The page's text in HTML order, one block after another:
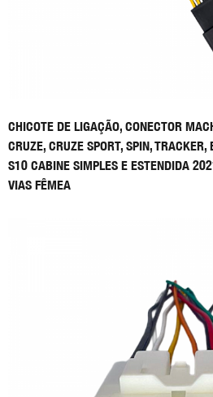
CHICOTE DE LIGAÇÃO, CONECTOR
CRUZE, CRUZE SPORT, SPIN,
S10 CABINE SIMPLES E ESTENDIDA
VIAS FÊMEA